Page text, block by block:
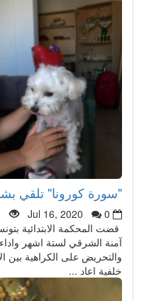
"سورة كورونا" تلقي
Jul 16, 2020
0
قضت المحكمة الابتدائية
آمنة الشرقي لستة اشهر واداء
والتحريض على الكراهية بين
خلفية اعاد ...